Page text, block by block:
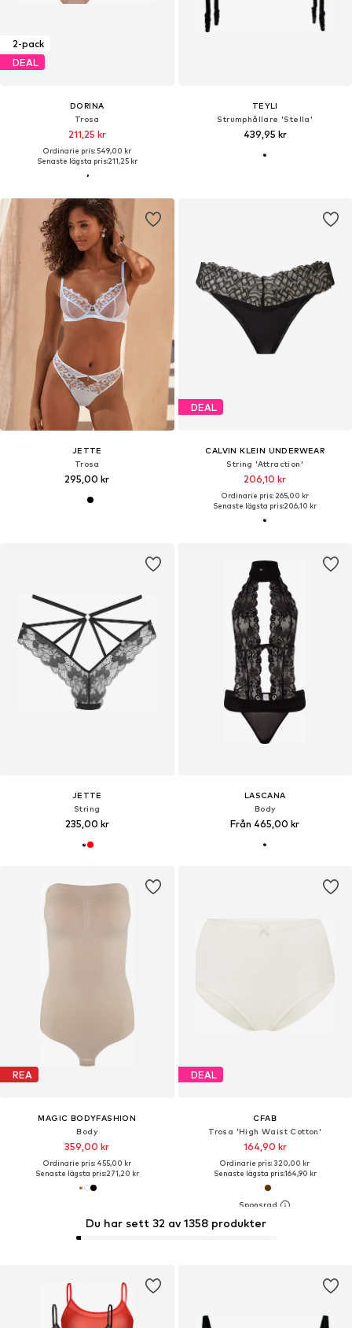
2-pack
DEAL
DORINA
Trosa
211,25 kr
Ordinarie pris: 549,00 kr
Senaste lägsta pris:211,25 kr
TEYLI
Strumphållare 'Stella'
439,95 kr
JETTE
Trosa
295,00 kr
DEAL
CALVIN KLEIN UNDERWEAR
String 'Attraction'
206,10 kr
Ordinarie pris: 265,00 kr
Senaste lägsta pris:206,10 kr
JETTE
String
235,00 kr
LASCANA
Body
Från 465,00 kr
REA
MAGIC BODYFASHION
Body
359,00 kr
Ordinarie pris: 455,00 kr
Senaste lägsta pris:271,20 kr
DEAL
CFAB
Trosa 'High Waist Cotton'
164,90 kr
Ordinarie pris: 320,00 kr
Senaste lägsta pris:164,90 kr
Du har sett 32 av 1358 produkter